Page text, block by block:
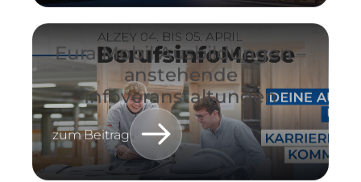
Eura Mobil Ausbildungen –
anstehende
Infoveranstaltungen
zum Beitrag